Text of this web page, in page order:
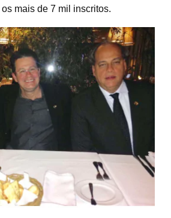
mais de 7 mil inscritos.